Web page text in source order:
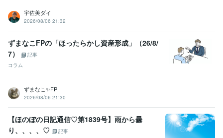
メンタルヘルスケア
占い 数秘術、カード
占い ライトワーカー レイキ ダウジング
宇佐美ダイ
2026/08/06 21:32
ずまなこFPの「ほったらかし資産形成」（26/8/
7）
記事
コラム
ずまなこ✨FP
2026/08/06 21:30
【ほのぼの日記通信♡第1839号】雨から曇
り、、、、♡
記事